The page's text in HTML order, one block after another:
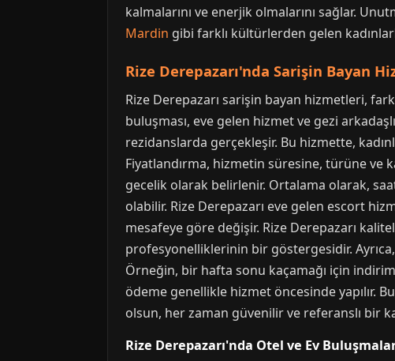
kalmalarını ve enerjik olmalarını sağlar.
Mardin gibi farklı kültürlerden gelen
Rize Derepazarı'nda Sarişin Bayan
Rize Derepazarı sarişin bayan hizmetleri,
buluşması, eve gelen hizmet ve gezi
rezidanslarda gerçekleşir. Bu hizmette,
Fiyatlandırma, hizmetin süresine, türüne ve
gecelik olarak belirlenir. Ortalama olarak,
olabilir. Rize Derepazarı eve gelen escort
mesafeye göre değişir. Rize Derepazarı
profesyonelliklerinin bir göstergesidir.
Örneğin, bir hafta sonu kaçamağı için
ödeme genellikle hizmet öncesinde yapılır.
olsun, her zaman güvenilir ve referanslı bir
Rize Derepazarı'nda Otel ve Ev